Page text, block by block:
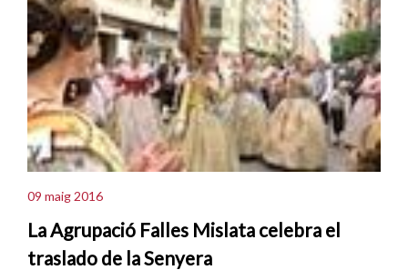
09 maig 2016
La Agrupació Falles Mislata celebra el
traslado de la Senyera